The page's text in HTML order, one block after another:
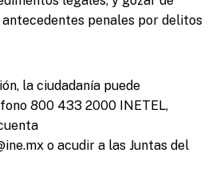
penales por delitos
la ciudadanía puede
800 433 2000 INETEL,
o acudir a las Juntas del